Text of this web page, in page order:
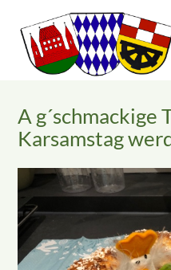
Suchbegriffe
A g´schmackige
Karsamstag